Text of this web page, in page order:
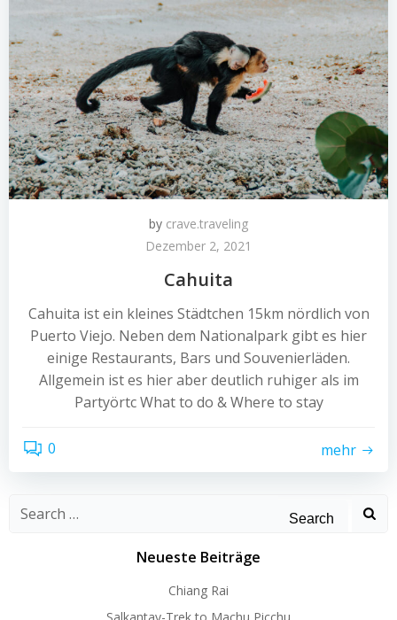
by crave.traveling
Dezember 2, 2021
Cahuita
Cahuita ist ein kleines Städtchen 15km nördlich von
Puerto Viejo. Neben dem Nationalpark gibt es hier
einige Restaurants, Bars und Souvenierläden.
Allgemein ist es hier aber deutlich ruhiger als im
Partyörtc What to do & Where to stay
0 mehr
Search
Neueste Beiträge
Chiang Rai